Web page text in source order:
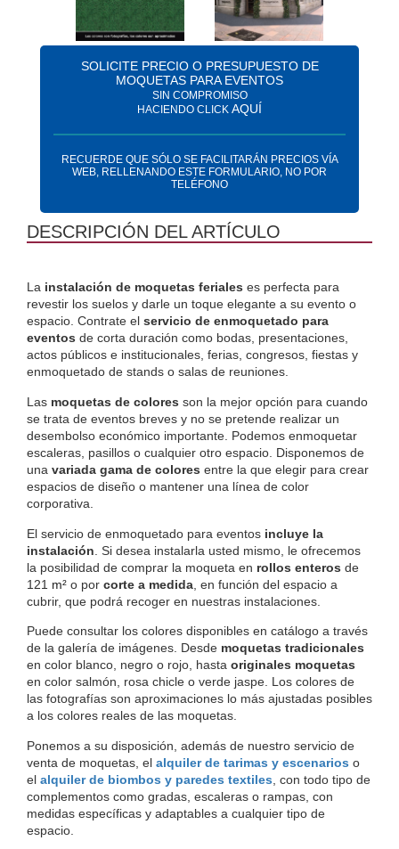
SOLICITE PRECIO O PRESUPUESTO DE
MOQUETAS PARA EVENTOS
SIN COMPROMISO
HACIENDO CLICK AQUÍ
RECUERDE QUE SÓLO SE FACILITARÁN PRECIOS VÍA
WEB, RELLENANDO ESTE FORMULARIO, NO POR
TELÉFONO
DESCRIPCIÓN DEL ARTÍCULO
La instalación de moquetas feriales es perfecta para
revestir los suelos y darle un toque elegante a su evento o
espacio. Contrate el servicio de enmoquetado para
eventos de corta duración como bodas, presentaciones,
actos públicos e institucionales, ferias, congresos, fiestas y
enmoquetado de stands o salas de reuniones.
Las moquetas de colores son la mejor opción para cuando
se trata de eventos breves y no se pretende realizar un
desembolso económico importante. Podemos enmoquetar
escaleras, pasillos o cualquier otro espacio. Disponemos de
una variada gama de colores entre la que elegir para crear
espacios de diseño o mantener una línea de color
corporativa.
El servicio de enmoquetado para eventos incluye la
instalación . Si desea instalarla usted mismo, le ofrecemos
la posibilidad de comprar la moqueta en rollos enteros de
121 m² o por corte a medida , en función del espacio a
cubrir, que podrá recoger en nuestras instalaciones.
Puede consultar los colores disponibles en catálogo a través
de la galería de imágenes. Desde moquetas tradicionales
en color blanco, negro o rojo, hasta originales moquetas
en color salmón, rosa chicle o verde jaspe. Los colores de
las fotografías son aproximaciones lo más ajustadas posibles
a los colores reales de las moquetas.
Ponemos a su disposición, además de nuestro servicio de
venta de moquetas, el alquiler de tarimas y escenarios o
el alquiler de biombos y paredes textiles , con todo tipo de
complementos como gradas, escaleras o rampas, con
medidas específicas y adaptables a cualquier tipo de
espacio.